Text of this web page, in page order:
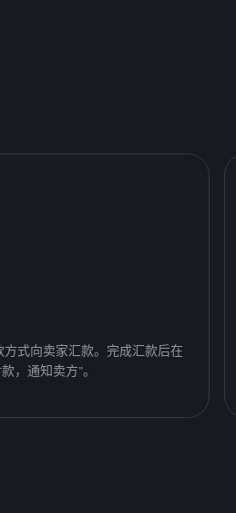
式向卖家汇款。完成汇款后在
，通知卖方”。